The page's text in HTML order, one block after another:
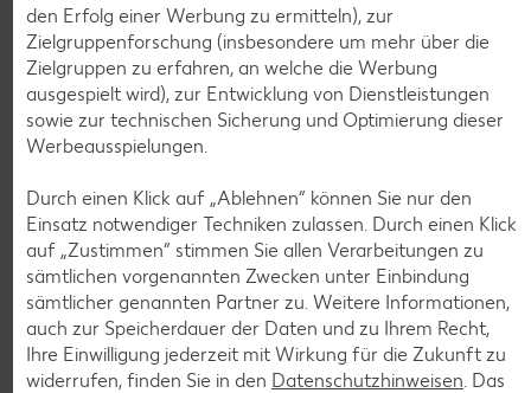
ROYAL ORANGE
-56%
0.69
1.59
Weitere Angebote anzeigen
Tiefkühlkost
Gültig vom 06.08. bis 12.08.
den Erfolg einer Werbung zu ermitteln), zur
Zielgruppenforschung (insbesondere um mehr über die
Zielgruppen zu erfahren, an welche die Werbung
ausgespielt wird), zur Entwicklung von Dienstleistungen
sowie zur technischen Sicherung und Optimierung dieser
Werbeausspielungen.
Durch einen Klick auf „Ablehnen“ können Sie nur den
Einsatz notwendiger Techniken zulassen. Durch einen Klick
auf „Zustimmen“ stimmen Sie allen Verarbeitungen zu
sämtlichen vorgenannten Zwecken unter Einbindung
sämtlicher genannten Partner zu. Weitere Informationen,
auch zur Speicherdauer der Daten und zu Ihrem Recht,
Ihre Einwilligung jederzeit mit Wirkung für die Zukunft zu
widerrufen, finden Sie in den Datenschutzhinweisen. Das